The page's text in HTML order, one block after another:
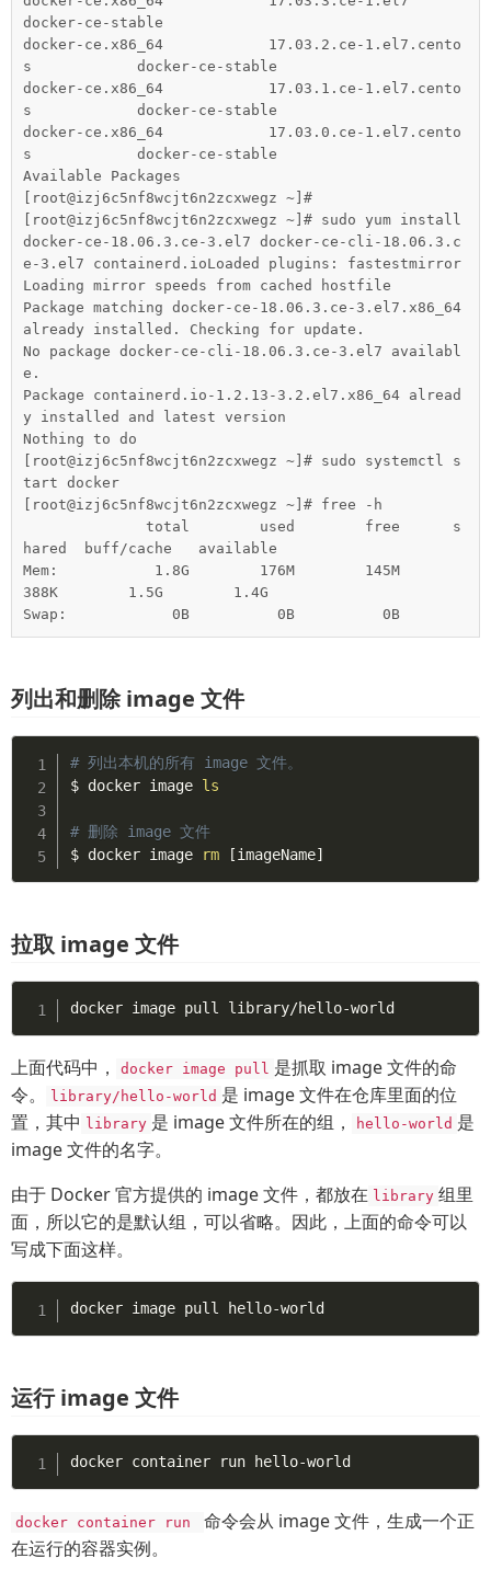
列出和删除 image 文件
# 列出本机的所有 image 文件。
$ docker image ls
# 删除 image 文件
$ docker image
rm [imageName]
拉取 image 文件
docker image pull library/hello-world
上面代码中， docker image pull 是抓取 image 文件的命
令。
library/hello-world 是 image 文件在仓库里面的位
置，其中 library 是 image 文件所在的组， hello-world 是
image 文件的名字。
由于 Docker 官方提供的 image 文件，都放在 library 组里
面，所以它的是默认组，可以省略。因此，上面的命令可以
写成下面这样。
docker image pull hello-world
运行 image 文件
docker container run hello-world
docker container run
命令会从 image 文件，生成一个正
在运行的容器实例。